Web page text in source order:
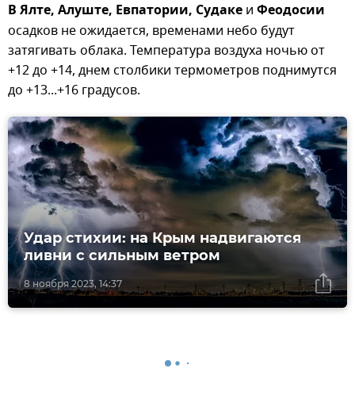
В Ялте, Алуште, Евпатории, Судаке и Феодосии
осадков не ожидается, временами небо будут
затягивать облака. Температура воздуха ночью от
+12 до +14, днем столбики термометров поднимутся
до +13...+16 градусов.
8 ноября 2023, 14:37
Удар стихии: на Крым надвигаются
ливни с сильным ветром